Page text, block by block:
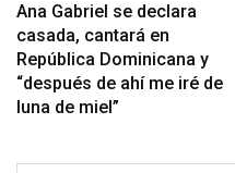
Ana Gabriel se declara
casada, cantará en
República Dominicana y
“después de ahí me iré de
luna de miel”